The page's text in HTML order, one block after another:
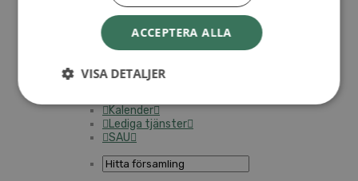
LOGGA IN
Personalförsäkringar
SAMP – personalförbundet
Kalender
Lediga tjänster
SAU
ACCEPTERA ALLA
VISA DETALJER